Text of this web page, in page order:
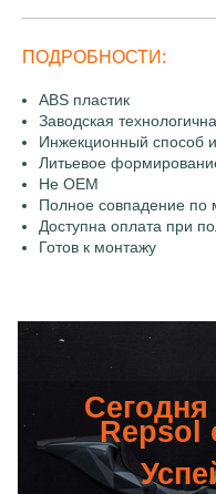
ПОДРОБНОСТИ:
ABS пластик
Заводская
Инжекционный способ
Литьевое
Не OEM
Полное совпадение по
Доступна оплата при
Готов к монтажу
Repsol